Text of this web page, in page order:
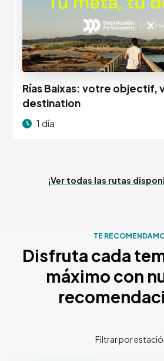
Rías Baixas: votre objectif,
destination
1 día
¡Ver todas las rutas
TE
Disfruta cada
máximo con
Filtrar por